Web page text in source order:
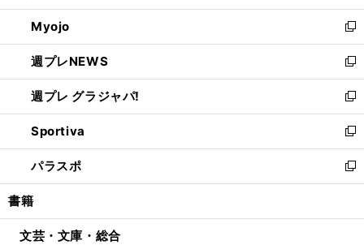
開
く
ウ
で
開
く
ン
ド
ウ
で
開
く
ウ
ィ
ン
ド
ウ
で
開
く
Myojo
新
し
い
ウ
ィ
ン
ド
ウ
で
開
週プレNEWS
新
し
い
ウ
ィ
ン
ド
ウ
開
週プレ グラジャパ!
新
し
い
ウ
ィ
ン
ウ
Sportiva
新
し
い
ウ
ン
パラスポ
新
し
ウ
書籍
文芸・文庫・総合